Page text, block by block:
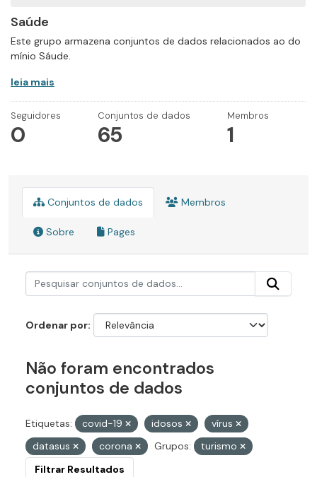
Saúde
Este grupo armazena conjuntos de dados relacionados ao do
mínio Sáude.
leia mais
Seguidores
0
Conjuntos de dados
65
Membros
1
Conjuntos de dados Membros
Sobre Pages
Ordenar por
Não foram encontrados
conjuntos de dados
Etiquetas: covid-19 idosos
vírus
datasus
corona Grupos:
turismo
Filtrar Resultados